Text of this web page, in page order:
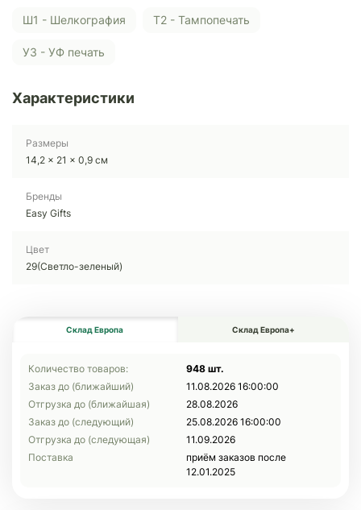
Ш1 - Шелкография Т2 - Тампопечать
У3 - УФ печать
Характеристики
Размеры
14,2 x 21 x 0,9 см
Бренды
Easy Gifts
Цвет
29(Светло-зеленый)
Склад Европа Склад Европа+
Количество товаров:
948 шт.
Заказ до (ближайший)
11.08.2026 16:00:00
Отгрузка до (ближайшая)
28.08.2026
Заказ до (следующий)
25.08.2026 16:00:00
Отгрузка до (следующая)
11.09.2026
Поставка
приём заказов после
12.01.2025